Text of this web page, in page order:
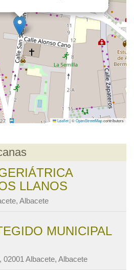
Leaflet|©OpenStreetMapcontributors
LLANOS
Albacete
MUNICIPAL
02001 Albacete, Albacete